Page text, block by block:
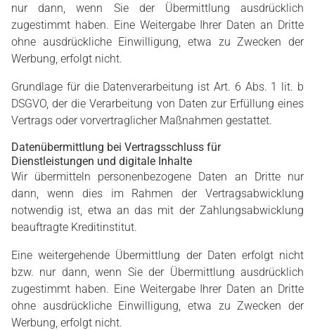
nur dann, wenn Sie der Übermittlung ausdrücklich
zugestimmt haben. Eine Weitergabe Ihrer Daten an Dritte
ohne ausdrückliche Einwilligung, etwa zu Zwecken der
Werbung, erfolgt nicht.
Grundlage für die Datenverarbeitung ist Art. 6 Abs. 1 lit. b
DSGVO, der die Verarbeitung von Daten zur Erfüllung eines
Vertrags oder vorvertraglicher Maßnahmen gestattet.
Datenübermittlung bei Vertragsschluss für
Dienstleistungen und digitale Inhalte
Wir übermitteln personenbezogene Daten an Dritte nur
dann, wenn dies im Rahmen der Vertragsabwicklung
notwendig ist, etwa an das mit der Zahlungsabwicklung
beauftragte Kreditinstitut.
Eine weitergehende Übermittlung der Daten erfolgt nicht
bzw. nur dann, wenn Sie der Übermittlung ausdrücklich
zugestimmt haben. Eine Weitergabe Ihrer Daten an Dritte
ohne ausdrückliche Einwilligung, etwa zu Zwecken der
Werbung, erfolgt nicht.